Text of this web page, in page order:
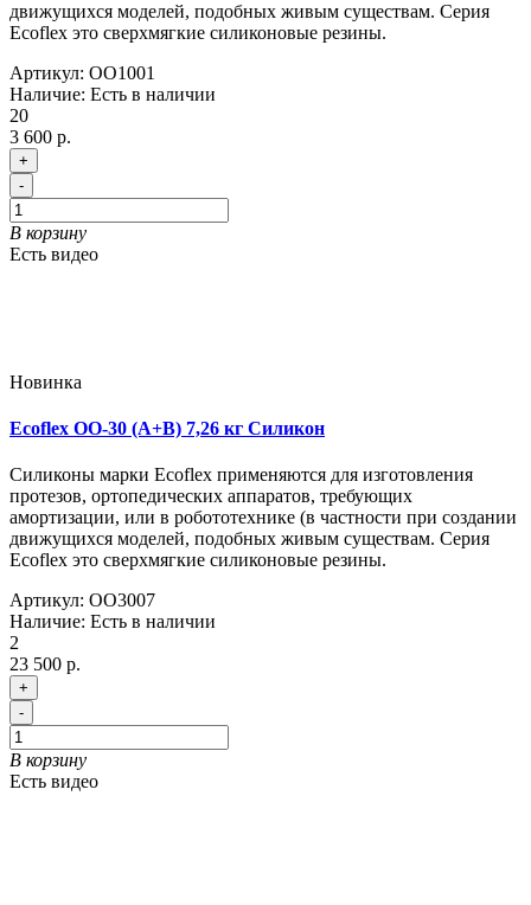
движущихся моделей, подобных живым существам. Серия
Ecoflex это сверхмягкие силиконовые резины.
Артикул: OO1001
Наличие: Есть в наличии
20
3 600 р.
+
-
В корзину
Есть видео
Новинка
Ecoflex OO-30 (A+B) 7,26 кг Силикон
Силиконы марки Ecoflex применяются для изготовления
протезов, ортопедических аппаратов, требующих
амортизации, или в робототехнике (в частности при создании
движущихся моделей, подобных живым существам. Серия
Ecoflex это сверхмягкие силиконовые резины.
Артикул: OO3007
Наличие: Есть в наличии
2
23 500 р.
+
-
В корзину
Есть видео